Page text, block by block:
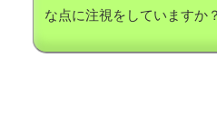
な点に注視をしていますか？